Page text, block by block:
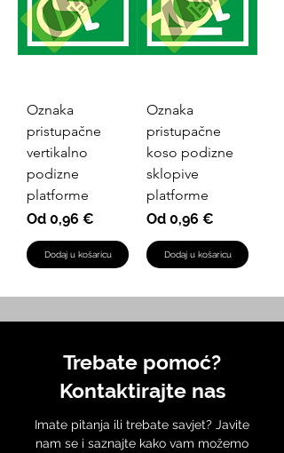
Oznaka
pristupačne
vertikalno
podizne
platforme
Od 0,96 €
Cijena s popustom
Dodaj u košaricu
Oznaka
pristupačne
koso podizne
sklopive
platforme
Od 0,96 €
Cijena s popustom
Dodaj u košaricu
Trebate pomoć?
Kontaktirajte nas
Imate pitanja ili trebate savjet? Javite
nam se i saznajte kako vam možemo